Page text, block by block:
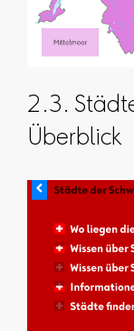
2.3.
Überblick